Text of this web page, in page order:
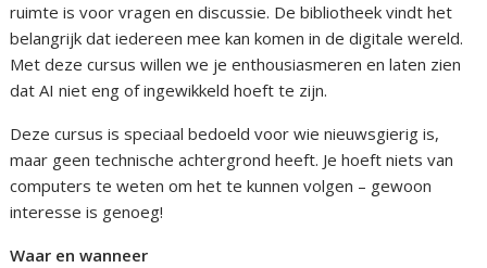
ruimte is voor vragen en discussie. De bibliotheek vindt het
belangrijk dat iedereen mee kan komen in de digitale wereld.
Met deze cursus willen we je enthousiasmeren en laten zien
dat AI niet eng of ingewikkeld hoeft te zijn.
Deze cursus is speciaal bedoeld voor wie nieuwsgierig is,
maar geen technische achtergrond heeft. Je hoeft niets van
computers te weten om het te kunnen volgen – gewoon
interesse is genoeg!
Waar en wanneer